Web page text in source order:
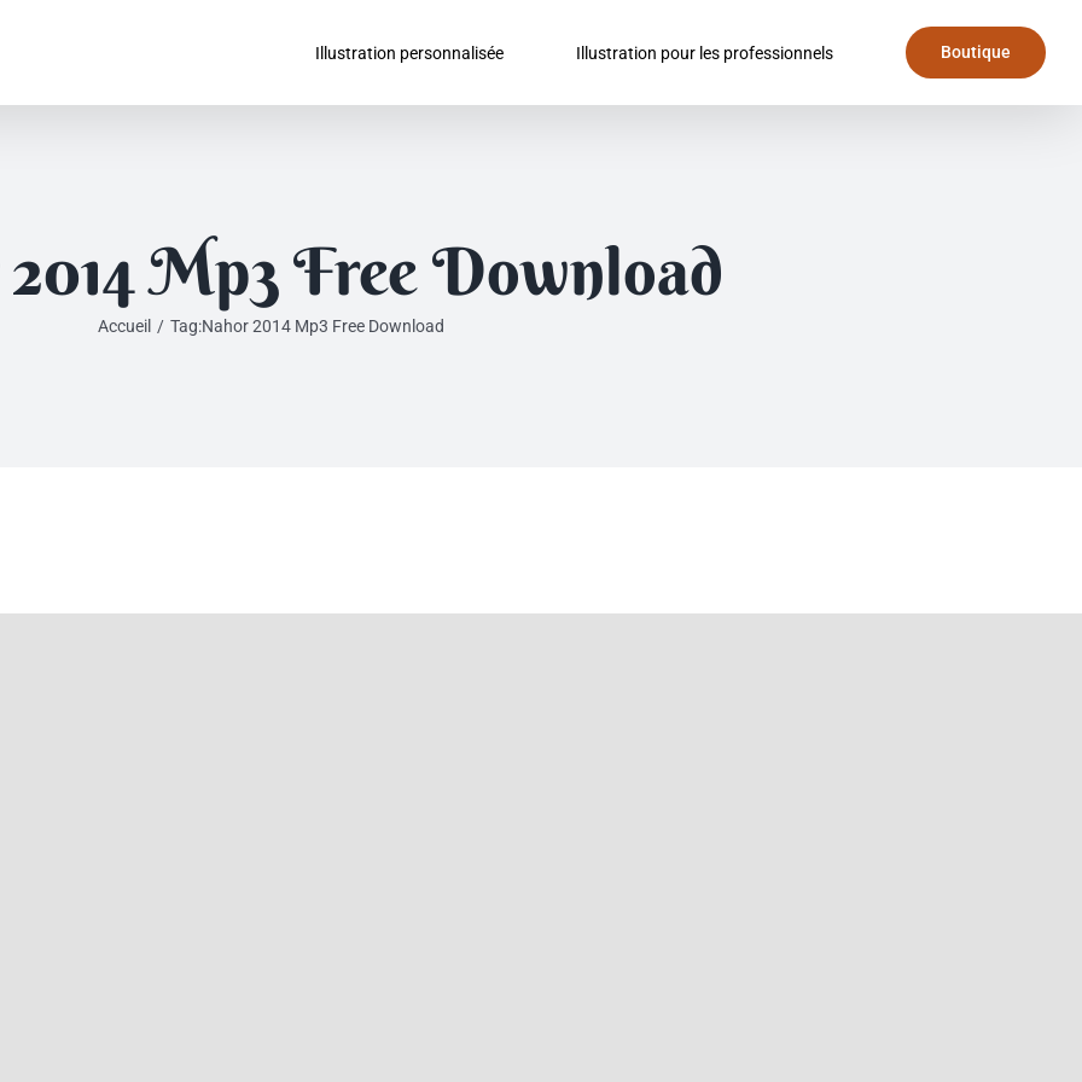
Illustration personnalisée Illustration pour les professionnels Boutique
Mp3 Free Download
Accueil / Tag:Nahor 2014 Mp3 Free Download